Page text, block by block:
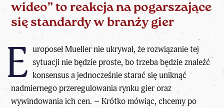
wideo” to reakcja na pogarszające
się standardy w branży gier
E uroposeł Mueller nie ukrywał, że rozwiązanie tej
sytuacji nie będzie proste, bo trzeba będzie znaleźć
konsensus a jednocześnie starać się uniknąć
nadmiernego przeregulowania rynku gier oraz
wywindowania ich cen. – Krótko mówiąc, chcemy po